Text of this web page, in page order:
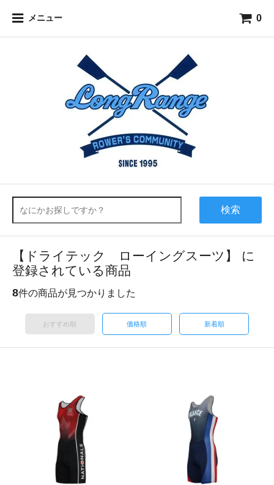
メニュー 0
検索
【ドライテック ローイングスーツ】 に
登録されている商品
8件の商品が見つかりました
おすすめ順 価格順 新着順